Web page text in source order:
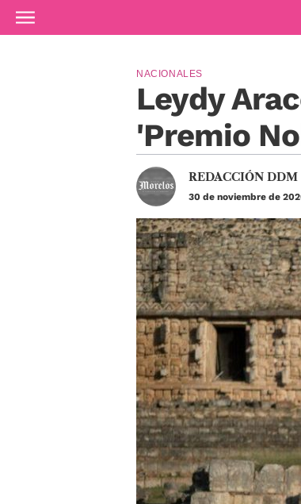
Ir al contenido principal
Leydy
'Premio
NACIONALES
REDACCIÓN DDM
30 de noviembre de